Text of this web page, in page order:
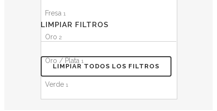
Fresa 1
Oro 2
Oro / Plata 1
Verde 1
LIMPIAR FILTROS
LIMPIAR TODOS LOS FILTROS